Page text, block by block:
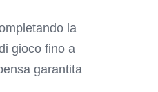
la
gioco fino a
garantita